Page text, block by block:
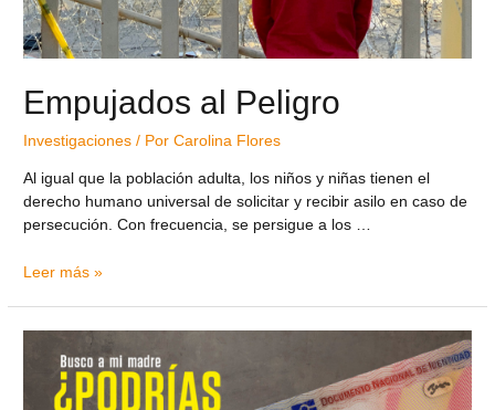
Empujados al Peligro
Investigaciones / PorCarolina Flores
Al igual que la población adulta, los niños y niñas tienen el
derecho humano universal de solicitar y recibir asilo en caso de
persecución. Con frecuencia, se persigue a los …
Leer más »